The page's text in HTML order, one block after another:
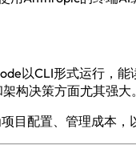
以CLI形式运行，
构决策方面尤其强大。
目配置、管理成本，